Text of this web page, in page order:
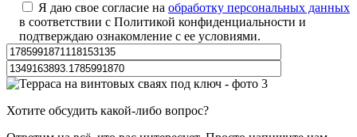
Я даю свое согласие на обработку персональных данных
в соответствии с Политикой конфиденциальности и
подтверждаю ознакомление с ее условиями.
Хотите обсудить какой-либо вопрос?